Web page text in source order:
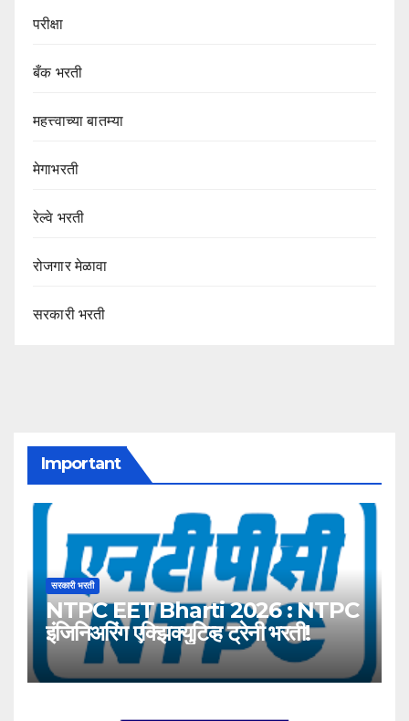
परीक्षा
बँक भरती
महत्त्वाच्या बातम्या
मेगाभरती
रेल्वे भरती
रोजगार मेळावा
सरकारी भरती
Important
सरकारी भरती
NTPC EET Bharti 2026 : NTPC
इंजिनिअरिंग एक्झिक्युटिव्ह ट्रेनी भरती!